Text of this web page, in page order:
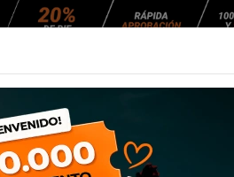
NEUMÁTICOS MANTENCIÓN